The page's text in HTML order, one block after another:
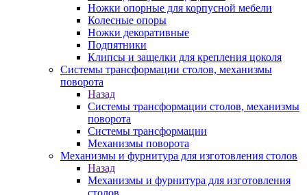
Ножки опорные для корпусной мебели
Колесные опоры
Ножки декоративные
Подпятники
Клипсы и защелки для крепления цоколя
Системы трансформации столов, механизмы
поворота
Назад
Системы трансформации столов, механизмы
поворота
Системы трансформации
Механизмы поворота
Механизмы и фурнитура для изготовления столов
Назад
Механизмы и фурнитура для изготовления
столов